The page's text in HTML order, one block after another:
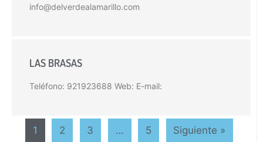
info@delverdealamarillo.com
LAS BRASAS
Teléfono: 921923688 Web: E-mail:
1 2 3 … 5 Siguiente »